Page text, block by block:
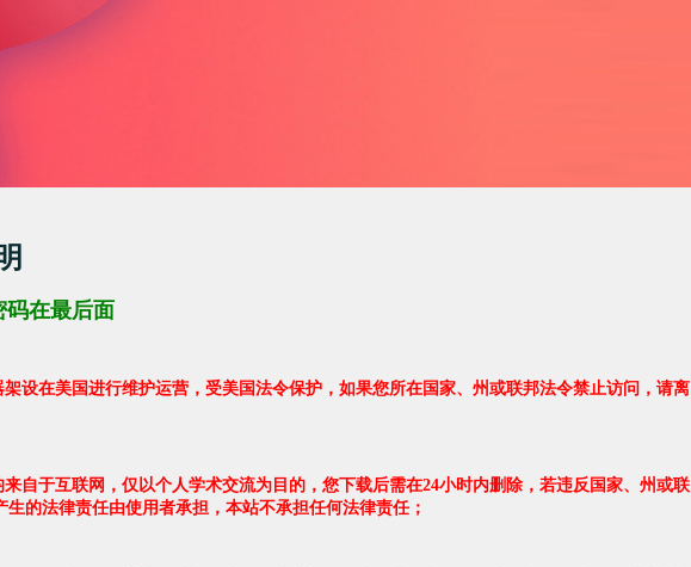
码在最后面
架设在美国进行维护运营，受美国法令保护，如果您所在国家、州或联邦法令禁止访问，请离
来自于互联网，仅以个人学术交流为目的，您下载后需在24小时内删除，若违反国家、州或联
生的法律责任由使用者承担，本站不承担任何法律责任；